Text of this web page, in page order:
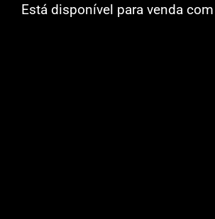
Está disponível para venda